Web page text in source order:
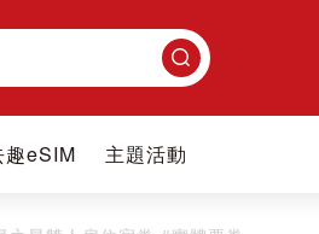
搜
尋
趣eSIM 主題活動